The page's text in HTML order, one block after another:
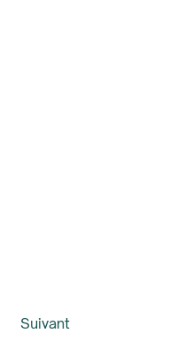
Suivant